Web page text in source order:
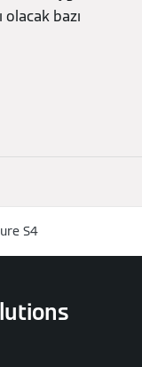
olacak bazı
S4